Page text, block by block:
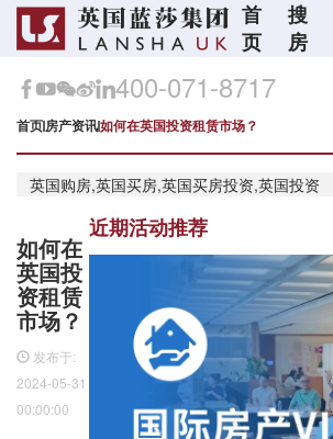
首
页
搜
房
400-071-8717
首页房产资讯如何在英国投资租赁市场？
英国购房,英国买房,英国买房投资,英国投资
如何在
英国投
资租赁
市场？
发布于:
2024-05-31
00:00:00
近期活动推荐